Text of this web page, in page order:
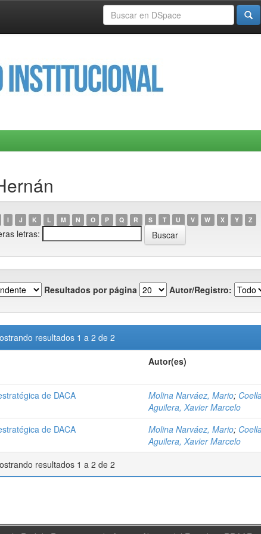
I J K L M N O P Q R S T U V W X Y Z
letras:
Resultados por página Autor/Registro:
resultados 1 a 2 de 2
Autor(es)
de DACA Molina Narváez, Mario;
Aguilera, Xavier Marcelo
de DACA Molina Narváez, Mario;
Aguilera, Xavier Marcelo
resultados 1 a 2 de 2